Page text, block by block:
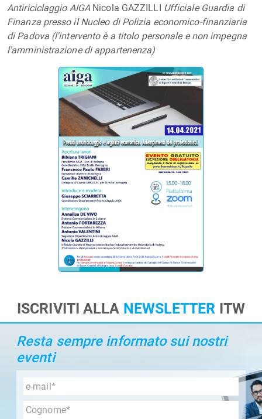
Antiriciclaggio AIGA Nicola GAZZILLI Ufficiale Guardia di
Finanza presso il Nucleo di Polizia economico-finanziaria
di Padova (l'intervento è a titolo personale e non impegna
l'amministrazione di appartenenza)
ISCRIVITI ALLA NEWSLETTER ITW
Resta sempre informato sui nostri
eventi